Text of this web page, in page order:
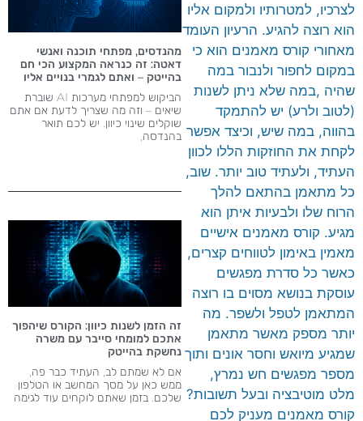
לצרכיו, למטרותיו ולמקום אליו
הוא רוצה להגיע. הרעיון העומד
מאחורי קורס מאמנים הוא כי
במקום לחפור ולנבור במה
שהיה ,במה שלא ניתן לשנות
(לטוב ולרע) יש להתמקד
בהווה, במה שיש, וכיצד אפשר
לקחת את החוזקות הללו לכוון
העתיד, ולעתיד טוב יותר. שוב,
כל מתאמן בהתאם להלך
הרוח שלו ולבעיות איתן הוא
מגיע. קורס מאמנים אישיים
מאמין באימון לטווחים קצרים,
כאשר כל סדרת מפגשים
עוסקת בנושא מסוים בו רוצה
המתאמן לטפל ולשפר. מה
יותר מספק מאשר מתאמן
שמגיע מיואש וחסר אונים ותוך
מספר מפגשים חש נמרץ,
מלט מוטיבציה ובעל תשובות?
קורס מאמנים מעניק לכם
מהנדסים, מפתחי תוכנה ואנשי
דאטה: זה כנראה המקצוע הכי חם
בהייטק – ואתם לגמרי בנויים אליו
הביקוש למפתחי מערכות AI שוברת
שיאים – וזה מה שצריך לדעת אם אתם
שוקלים שינוי כיוון. יש לכם תואר
בהנדסה,
זה הזמן לשנות כיוון: הקורס שיהפוך
אתכם למומחי סייבר עם משרה
נחשקת בהייטק
אם לא שמתם לב, העתיד כבר פה,
ממש כאן על מסך המחשב או הטלפון
שלכם. בזמן שאתם לוקחים עוד לגימה